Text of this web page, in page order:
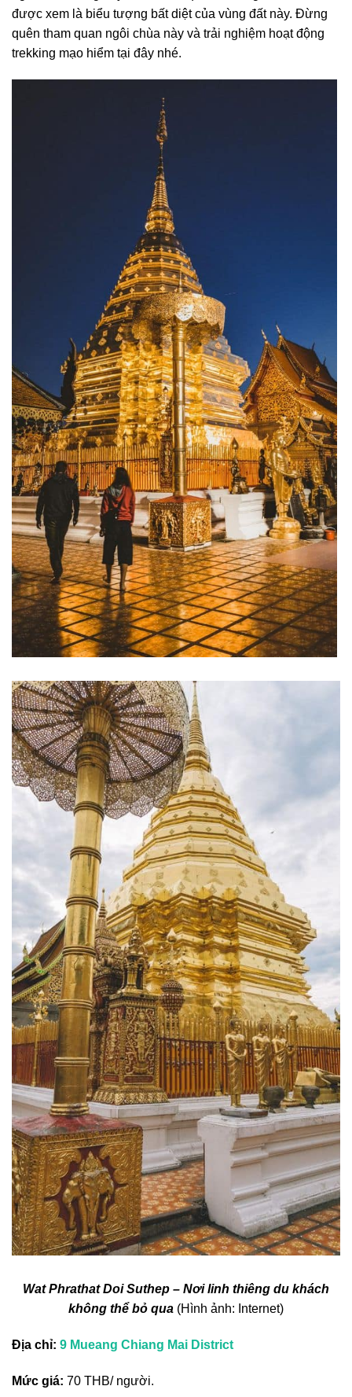
được xem là biểu tượng bất diệt của vùng đất này. Đừng
quên tham quan ngôi chùa này và trải nghiệm hoạt động
trekking mạo hiểm tại đây nhé.
Wat Phrathat Doi Suthep – Nơi linh thiêng du khách
không thể bỏ qua (Hình ảnh: Internet)
Địa chỉ: 9 Mueang Chiang Mai District
Mức giá: 70 THB/ người.